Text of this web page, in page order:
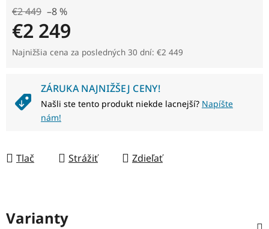
€2 449 –8 %
€2 249
Jednotková cena:
Najnižšia cena za posledných 30 dní: €2 449
ZÁRUKA NAJNIŽŠEJ CENY!
Našli ste tento produkt niekde lacnejší? Napíšte
nám!
Tlač Strážiť Zdieľať
Varianty